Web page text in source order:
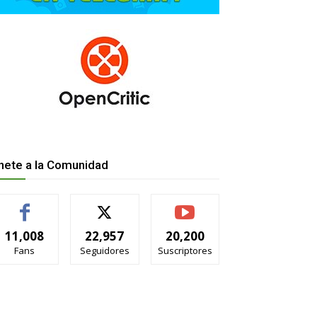
a la Comunidad
11,008
Fans
22,957
Seguidores
20,200
Suscriptores